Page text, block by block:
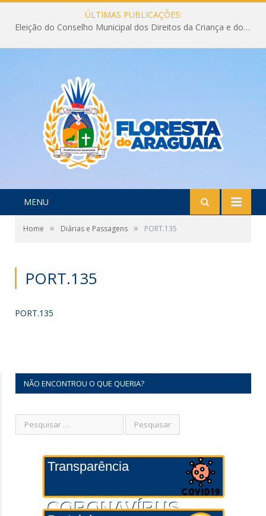
ÚLTIMAS PUBLICAÇÕES:
Eleição do Conselho Municipal dos Direitos da Criança e do Adolescente CMDCA 2026
MENU
Home » Diárias e Passagens » PORT.135
PORT.135
PORT.135
NÃO ENCONTROU O QUE QUERIA?
Transparência
CORONAVÍRUS